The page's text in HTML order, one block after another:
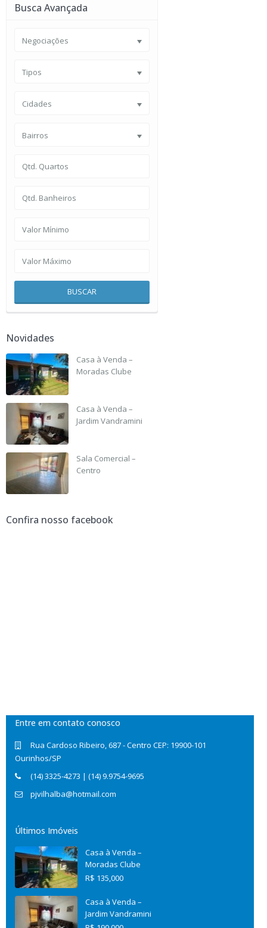
Busca Avançada
Negociações
Tipos
Cidades
Bairros
BUSCAR
Novidades
Casa à Venda –
Moradas Clube
Casa à Venda –
Jardim Vandramini
Sala Comercial –
Centro
Confira nosso facebook
Entre em contato conosco
Rua Cardoso Ribeiro, 687 - Centro CEP: 19900-101
Ourinhos/SP
(14) 3325-4273 | (14) 9.9754-9695
pjvilhalba@hotmail.com
Últimos Imóveis
Casa à Venda –
Moradas Clube
R$ 135,000
Casa à Venda –
Jardim Vandramini